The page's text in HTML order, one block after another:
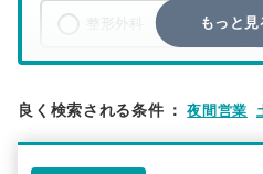
検索
もっと見
良く検索される条件 ： 夜間営業